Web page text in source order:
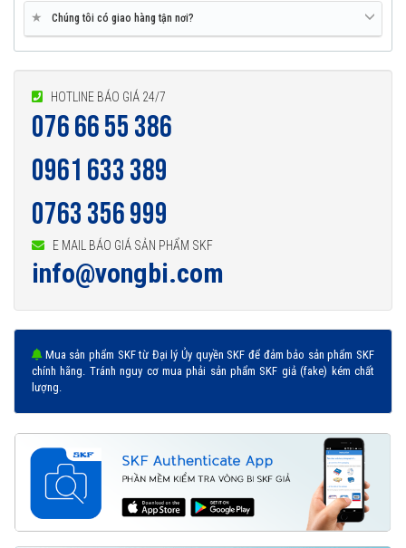
★ Chúng tôi có giao hàng tận nơi?
HOTLINE BÁO GIÁ 24/7
076 66 55 386
0961 633 389
0763 356 999
E MAIL BÁO GIÁ SẢN PHẨM SKF
info@vongbi.com
Mua sản phẩm SKF từ Đại lý Ủy quyền SKF để đảm bảo sản phẩm SKF
chính hãng. Tránh nguy cơ mua phải sản phẩm SKF giả (fake) kém chất
lượng.